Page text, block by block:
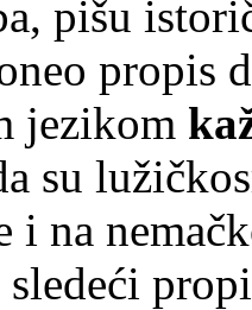
pišu
propis
jezikom
su
i na